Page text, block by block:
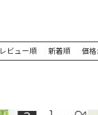
レビュー順 新着順 価